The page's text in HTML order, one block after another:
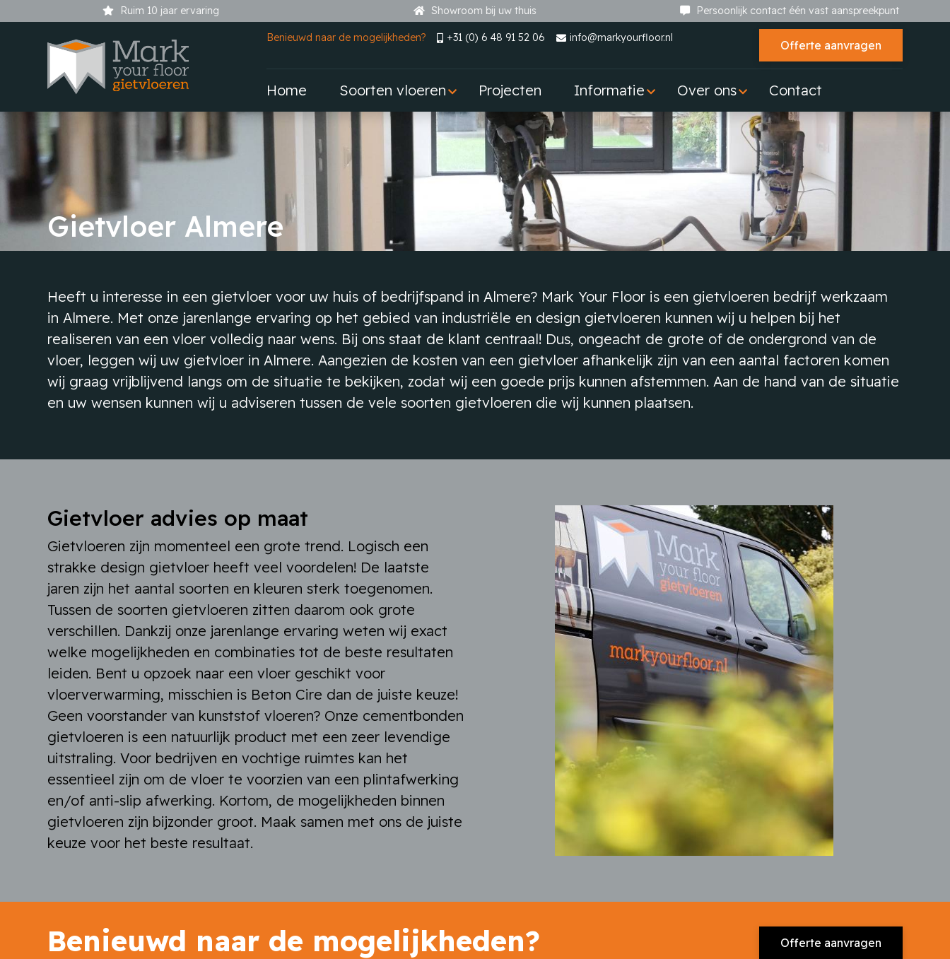
Ruim 10 jaar ervaring Showroom bij uw thuis Persoonlijk contact één vast aanspreekpunt
Benieuwd naar de mogelijkheden? +31 (0) 6 48 91 52 06 info@markyourfloor.nl
Offerte aanvragen
Home Soorten vloeren Projecten Informatie Over ons Contact
Gietvloer Almere
Heeft u interesse in een gietvloer voor uw huis of bedrijfspand in Almere? Mark Your Floor is een gietvloeren bedrijf werkzaam
in Almere. Met onze jarenlange ervaring op het gebied van industriële en design gietvloeren kunnen wij u helpen bij het
realiseren van een vloer volledig naar wens. Bij ons staat de klant centraal! Dus, ongeacht de grote of de ondergrond van de
vloer, leggen wij uw gietvloer in Almere. Aangezien de kosten van een gietvloer afhankelijk zijn van een aantal factoren komen
wij graag vrijblijvend langs om de situatie te bekijken, zodat wij een goede prijs kunnen afstemmen. Aan de hand van de situatie
en uw wensen kunnen wij u adviseren tussen de vele soorten gietvloeren die wij kunnen plaatsen.
Gietvloer advies op maat
Gietvloeren zijn momenteel een grote trend. Logisch een
strakke design gietvloer heeft veel voordelen! De laatste
jaren zijn het aantal soorten en kleuren sterk toegenomen.
Tussen de soorten gietvloeren zitten daarom ook grote
verschillen. Dankzij onze jarenlange ervaring weten wij exact
welke mogelijkheden en combinaties tot de beste resultaten
leiden. Bent u opzoek naar een vloer geschikt voor
vloerverwarming, misschien is Beton Cire dan de juiste keuze!
Geen voorstander van kunststof vloeren? Onze cementbonden
gietvloeren is een natuurlijk product met een zeer levendige
uitstraling. Voor bedrijven en vochtige ruimtes kan het
essentieel zijn om de vloer te voorzien van een plintafwerking
en/of anti-slip afwerking. Kortom, de mogelijkheden binnen
gietvloeren zijn bijzonder groot. Maak samen met ons de juiste
keuze voor het beste resultaat.
Benieuwd naar de mogelijkheden? Offerte aanvragen